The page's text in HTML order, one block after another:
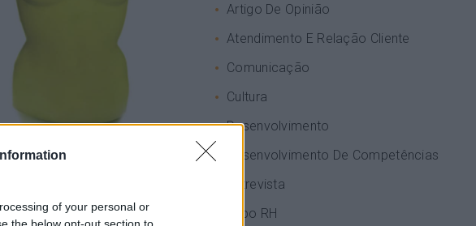
of your personal or
the below opt-out section to
Artigo De Opinião
Atendimento E Relação Cliente
Comunicação
Cultura
Desenvolvimento
Desenvolvimento De Competências
Entrevista
Expo RH